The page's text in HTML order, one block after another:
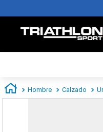
Hombre Calzado
2.